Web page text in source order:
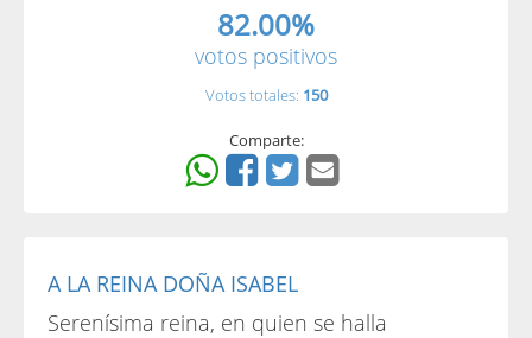
82.00%
votos positivos
Votos totales: 150
Comparte:
A LA REINA DOÑA ISABEL
Serenísima reina, en quien se halla